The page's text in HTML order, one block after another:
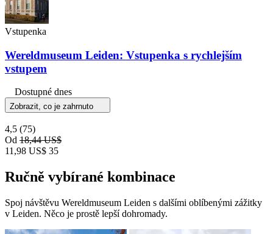
Vstupenka
Wereldmuseum Leiden: Vstupenka s rychlejším
vstupem
Dostupné dnes
Zobrazit, co je zahrnuto
4,5 (75)
Od 18,44 US$
11,98 US$ 35
Ručně vybírané kombinace
Spoj návštěvu Wereldmuseum Leiden s dalšími oblíbenými zážitky
v Leiden. Něco je prostě lepší dohromady.